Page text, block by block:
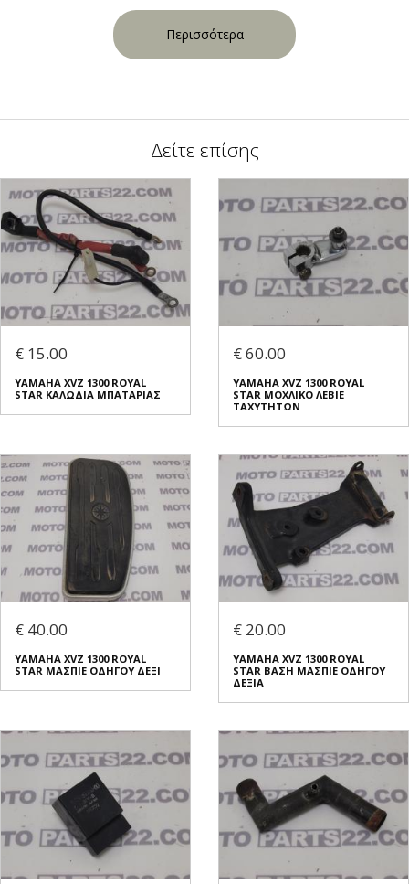
Περισσότερα
Δείτε επίσης
€ 15.00
YAMAHA XVZ 1300 ROYAL
STAR ΚΑΛΩΔΙΑ ΜΠΑΤΑΡΙΑΣ
€ 60.00
YAMAHA XVZ 1300 ROYAL
STAR ΜΟΧΛΙΚΟ ΛΕΒΙΕ
ΤΑΧΥΤΗΤΩΝ
€ 40.00
YAMAHA XVZ 1300 ROYAL
STAR ΜΑΣΠΙΕ ΟΔΗΓΟΥ ΔΕΞΙ
€ 20.00
YAMAHA XVZ 1300 ROYAL
STAR ΒΑΣΗ ΜΑΣΠΙΕ ΟΔΗΓΟΥ
ΔΕΞΙΑ